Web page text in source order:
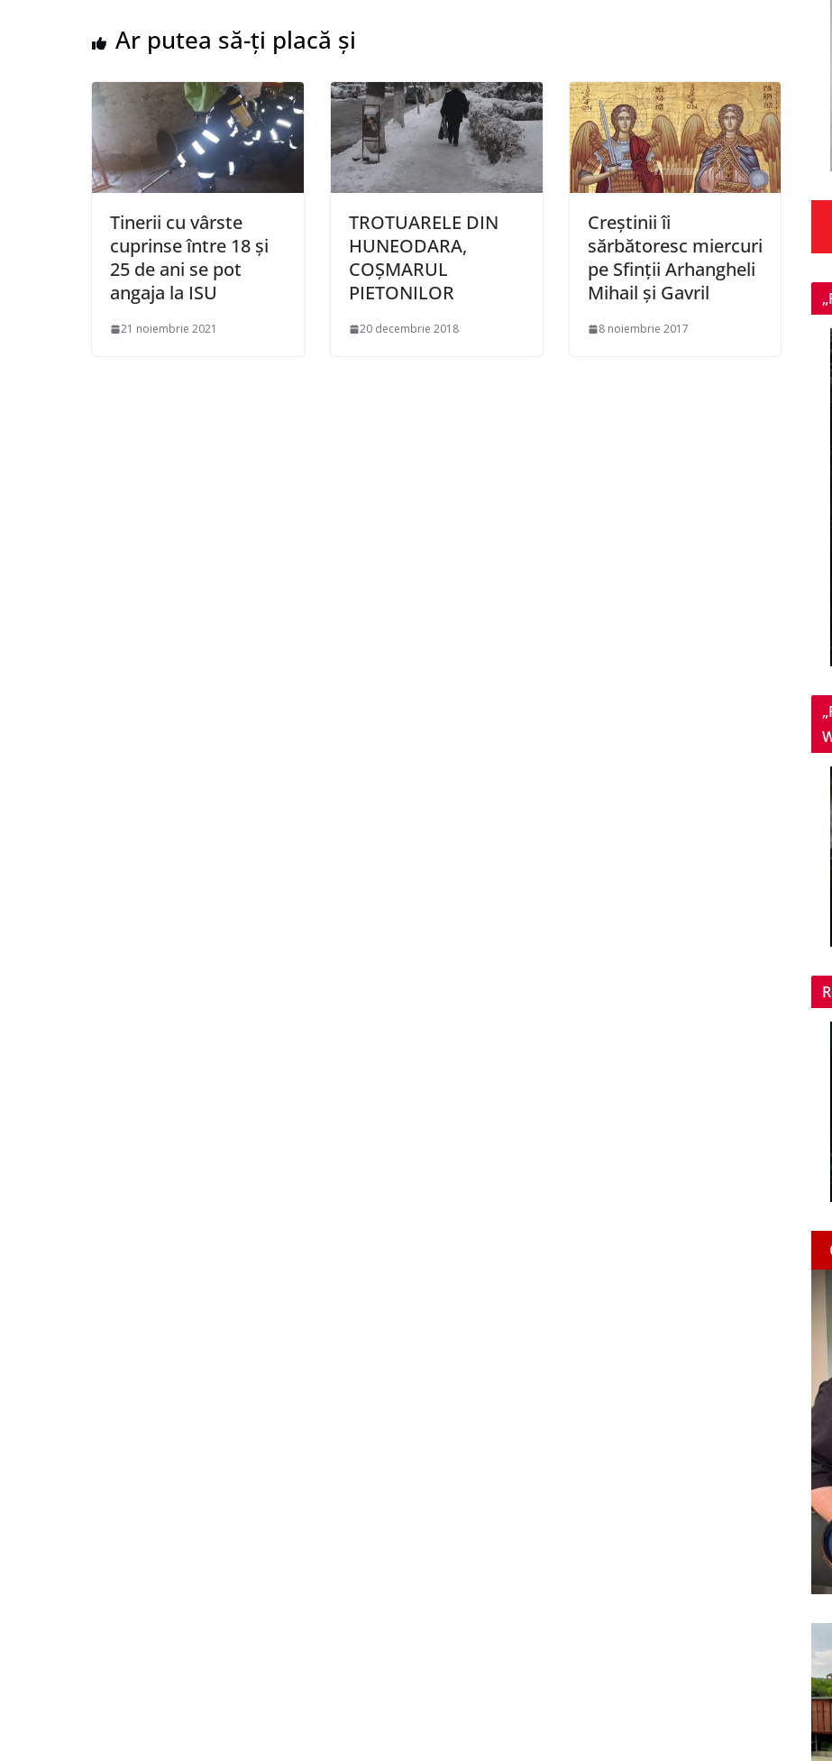
Ar putea să-ți placă și
Tinerii cu vârste
cuprinse între 18 și
25 de ani se pot
angaja la ISU
21 noiembrie 2021
TROTUARELE DIN
HUNEODARA,
COȘMARUL
PIETONILOR
20 decembrie 2018
Creştinii îi
sărbătoresc miercuri
pe Sfinţii Arhangheli
Mihail şi Gavril
8 noiembrie 2017